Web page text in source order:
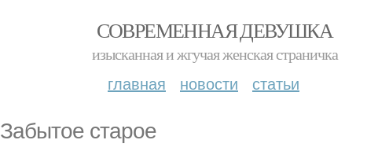
СОВРЕМЕННАЯ ДЕВУШКА
изысканная и жгучая женская страничка
главная новости статьи
Забытое старое